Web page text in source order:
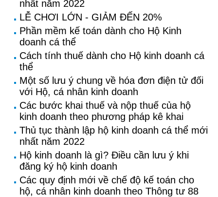
nhất năm 2022
LỄ CHƠI LỚN - GIẢM ĐẾN 20%
Phần mềm kế toán dành cho Hộ Kinh
doanh cá thể
Cách tính thuế dành cho Hộ kinh doanh cá
thể
Một số lưu ý chung về hóa đơn điện tử đối
với Hộ, cá nhân kinh doanh
Các bước khai thuế và nộp thuế của hộ
kinh doanh theo phương pháp kê khai
Thủ tục thành lập hộ kinh doanh cá thể mới
nhất năm 2022
Hộ kinh doanh là gì? Điều cần lưu ý khi
đăng ký hộ kinh doanh
Các quy định mới về chế độ kế toán cho
hộ, cá nhân kinh doanh theo Thông tư 88